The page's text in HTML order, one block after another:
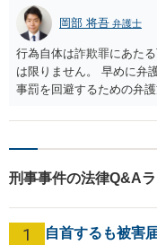
岡部 将吾 弁護士
行為自体は詐欺罪にあた
は限りません。 早めに弁
事罰を回避するための弁
刑事事件の法律Q&A
1 自首するも被害